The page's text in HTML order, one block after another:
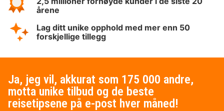
årene
Lag ditt unike opphold med mer enn 50
forskjellige tillegg
Ja, jeg vil, akkurat som 175 000 andre,
motta unike tilbud og de beste
reisetipsene på e-post hver måned!